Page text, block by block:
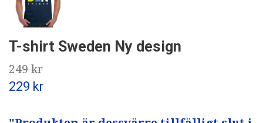
T-shirt Sweden Ny design
249 kr
229 kr